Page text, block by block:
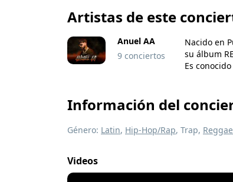
Artistas de este
Anuel AA
9 conciertos
Nacido en
su álbum
Es
Información del
Género: Latin, Hip-Hop/Rap, Trap,
Videos